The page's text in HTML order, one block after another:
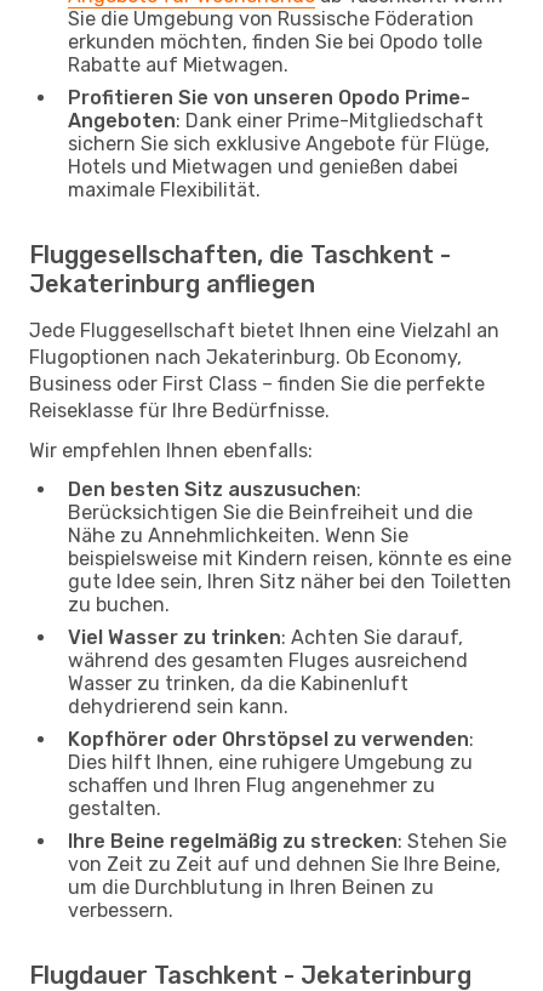
Sie die Umgebung von Russische Föderation
erkunden möchten, finden Sie bei Opodo tolle
Rabatte auf Mietwagen.
Profitieren Sie von unseren Opodo Prime-
Angeboten: Dank einer Prime-Mitgliedschaft
sichern Sie sich exklusive Angebote für Flüge,
Hotels und Mietwagen und genießen dabei
maximale Flexibilität.
Fluggesellschaften, die Taschkent -
Jekaterinburg anfliegen
Jede Fluggesellschaft bietet Ihnen eine Vielzahl an
Flugoptionen nach Jekaterinburg. Ob Economy,
Business oder First Class – finden Sie die perfekte
Reiseklasse für Ihre Bedürfnisse.
Wir empfehlen Ihnen ebenfalls:
Den besten Sitz auszusuchen:
Berücksichtigen Sie die Beinfreiheit und die
Nähe zu Annehmlichkeiten. Wenn Sie
beispielsweise mit Kindern reisen, könnte es eine
gute Idee sein, Ihren Sitz näher bei den Toiletten
zu buchen.
Viel Wasser zu trinken: Achten Sie darauf,
während des gesamten Fluges ausreichend
Wasser zu trinken, da die Kabinenluft
dehydrierend sein kann.
Kopfhörer oder Ohrstöpsel zu verwenden:
Dies hilft Ihnen, eine ruhigere Umgebung zu
schaffen und Ihren Flug angenehmer zu
gestalten.
Ihre Beine regelmäßig zu strecken: Stehen Sie
von Zeit zu Zeit auf und dehnen Sie Ihre Beine,
um die Durchblutung in Ihren Beinen zu
verbessern.
Flugdauer Taschkent - Jekaterinburg